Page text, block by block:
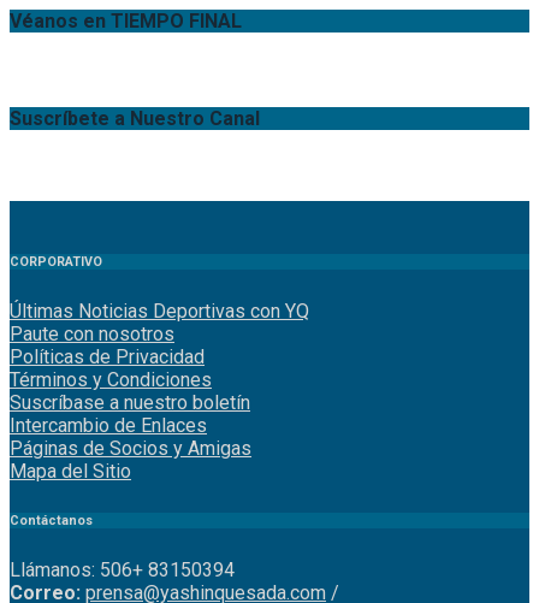
Véanos en TIEMPO FINAL
Suscríbete a Nuestro Canal
CORPORATIVO
Últimas Noticias Deportivas con YQ
Paute con nosotros
Políticas de Privacidad
Términos y Condiciones
Suscríbase a nuestro boletín
Intercambio de Enlaces
Páginas de Socios y Amigas
Mapa del Sitio
Contáctanos
Llámanos: 506+ 83150394
Correo: prensa@yashinquesada.com /